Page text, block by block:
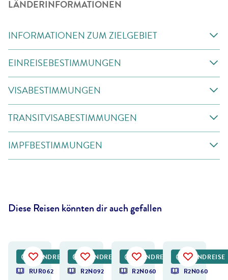
LÄNDERINFORMATIONEN
INFORMATIONEN ZUM ZIELGEBIET
EINREISEBESTIMMUNGEN
VISABESTIMMUNGEN
TRANSITVISABESTIMMUNGEN
IMPFBESTIMMUNGEN
Diese Reisen könnten dir auch gefallen
RUNDREISE
RUR062
FRÜHBUCHER-VORTEIL
RUNDREISE
R2N092
RUNDREISE
R2N060
RUNDREISE
R2N060